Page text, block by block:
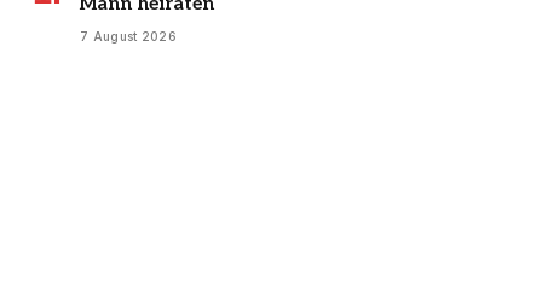
7 August 2026